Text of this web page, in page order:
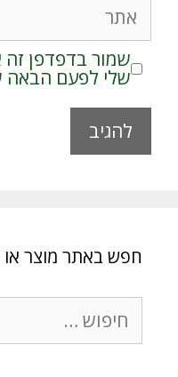
שמור בדפדפן
שלי לפעם הבאה
nחפש באתר מוצר או
חיפוש: